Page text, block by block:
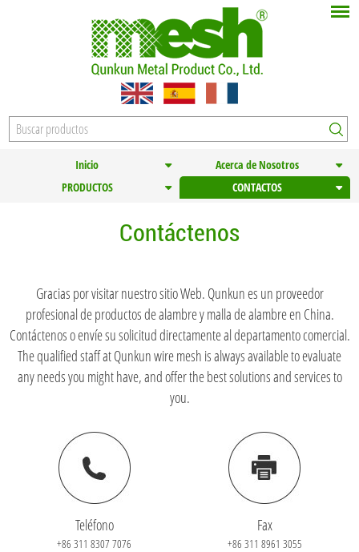
Inicio
Acerca de Nosotros
PRODUCTOS
CONTACTOS
Contáctenos
Gracias por visitar nuestro sitio Web. Qunkun es un proveedor
profesional de productos de alambre y malla de alambre en China.
Contáctenos o envíe su solicitud directamente al departamento comercial.
The qualified staff at Qunkun wire mesh is always available to evaluate
any needs you might have, and offer the best solutions and services to
you.
Teléfono
+86 311 8307 7076
Fax
+86 311 8961 3055